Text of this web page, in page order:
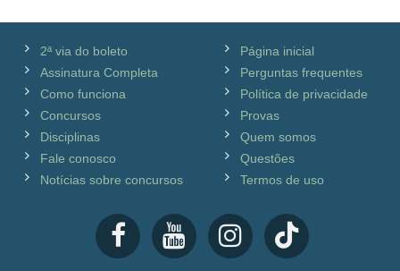
2ª via do boleto
Assinatura Completa
Como funciona
Concursos
Disciplinas
Fale conosco
Notícias sobre concursos
Página inicial
Perguntas frequentes
Política de privacidade
Provas
Quem somos
Questões
Termos de uso